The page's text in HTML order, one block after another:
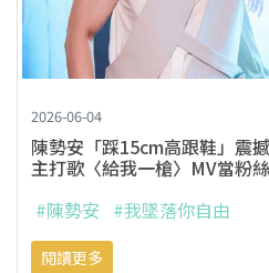
2026-06-04
陳勢安「踩15cm高跟鞋」震
主打歌〈給我一槍〉MV當粉
#陳勢安 #我墜落你自由
閱讀更多